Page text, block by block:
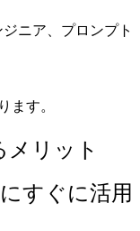
ニア、プロンプト
ます。
メリット
すぐに活用